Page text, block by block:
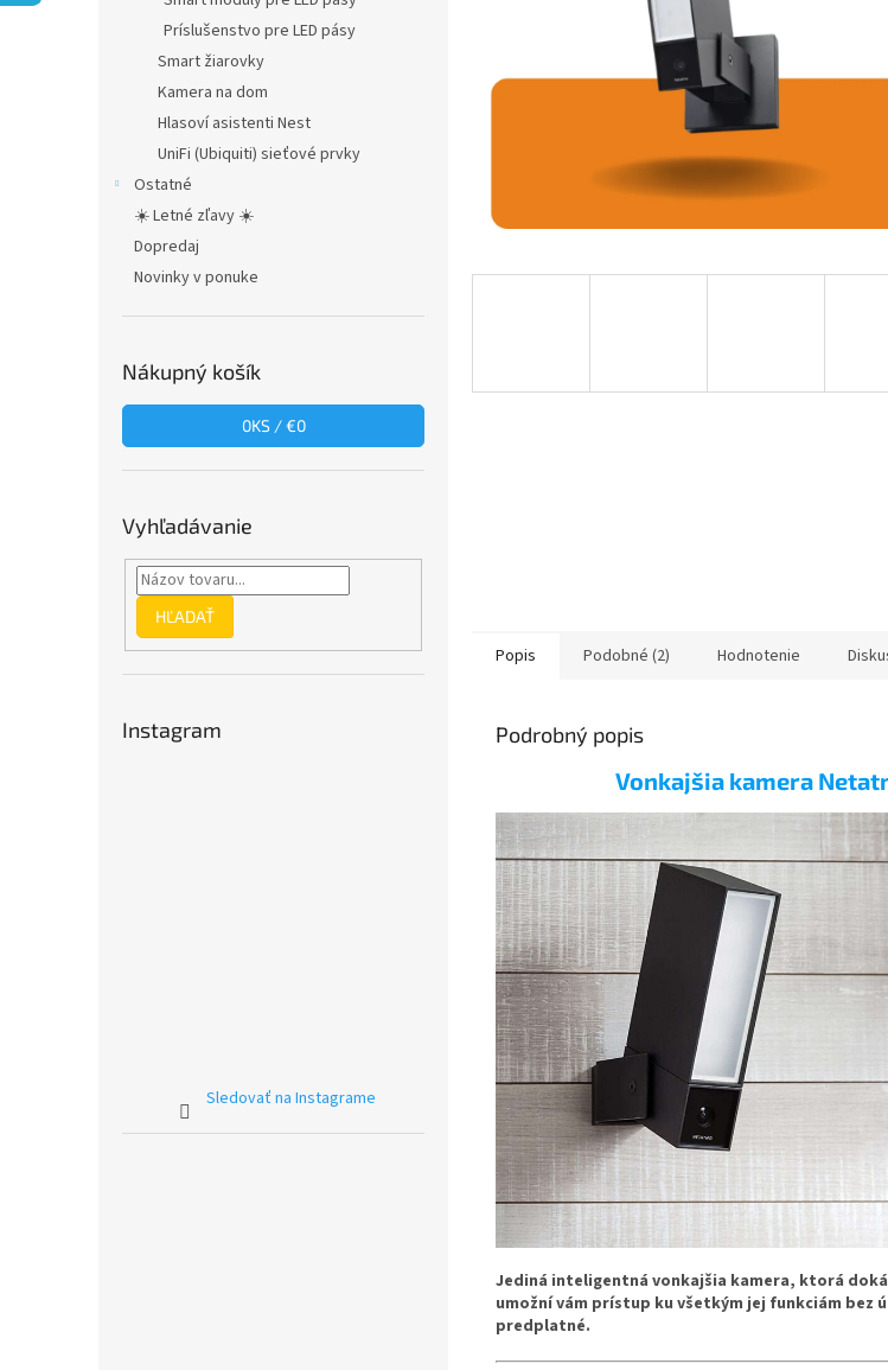
Príslušenstvo pre LED pásy
Smart žiarovky
Kamera na dom
Hlasoví asistenti Nest
UniFi (Ubiquiti) sieťové prvky
Ostatné
☀️ Letné zľavy ☀️
Dopredaj
Novinky v ponuke
Nákupný košík
0KS /€0
Vyhľadávanie
HĽADAŤ
Instagram
Sledovať na Instagrame
Popis Podobné (2) Hodnotenie
Podrobný popis
Vonkajšia kamera
Jediná inteligentná vonkajšia kamera, ktorá
umožní vám prístup ku všetkým jej funkciám bez
predplatné.